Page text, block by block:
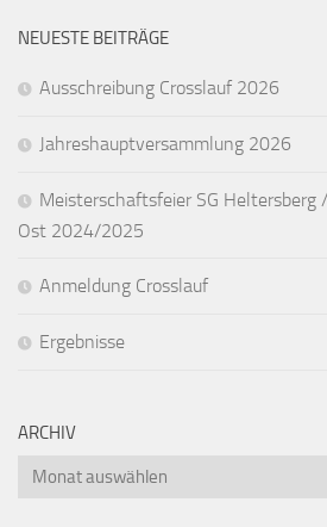
NEUESTE BEITRÄGE
Ausschreibung Crosslauf 2026
Jahreshauptversammlung 2026
Meisterschaftsfeier SG Heltersberg
Ost 2024/2025
Anmeldung Crosslauf
Ergebnisse
ARCHIV
Archiv